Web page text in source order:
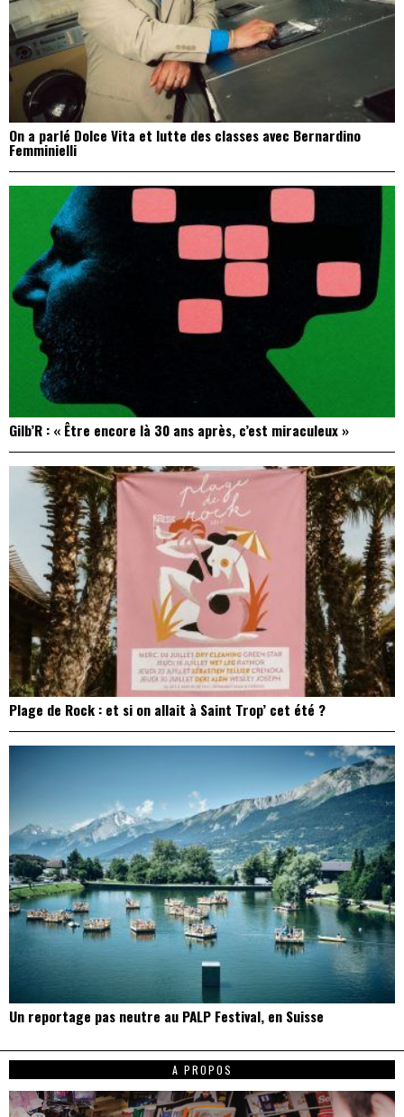
On a parlé Dolce Vita et lutte des classes avec Bernardino
Femminielli
Gilb’R : « Être encore là 30 ans après, c’est miraculeux »
Plage de Rock : et si on allait à Saint Trop’ cet été ?
Un reportage pas neutre au PALP Festival, en Suisse
A PROPOS